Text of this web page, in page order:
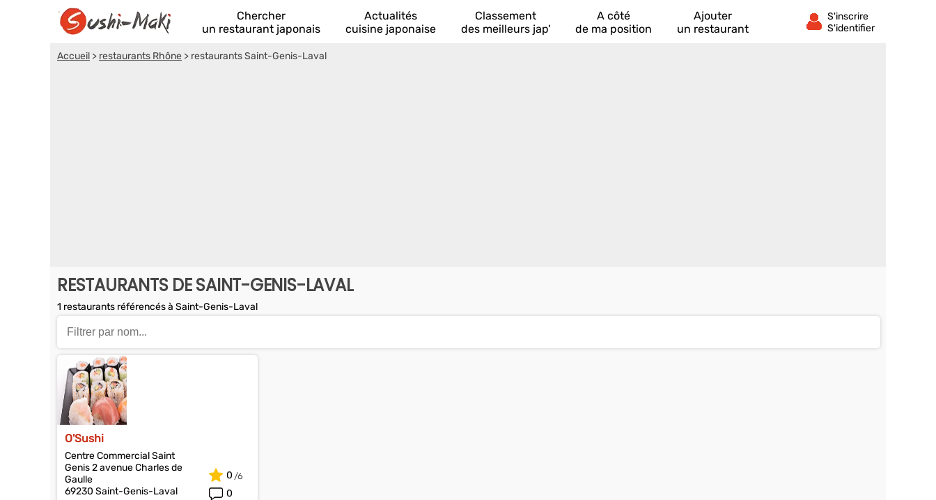
Chercher
un restaurant japonais
Actualités
cuisine japonaise
Classement
des meilleurs jap'
A côté
de ma position
Ajouter
un restaurant
Accueil > restaurants Rhône > restaurants Saint-Genis-Laval
RESTAURANTS DE SAINT-GENIS-LAVAL
1 restaurants référencés à Saint-Genis-Laval
O'Sushi
Centre Commercial Saint
Genis 2 avenue Charles de
Gaulle
69230 Saint-Genis-Laval
0
0